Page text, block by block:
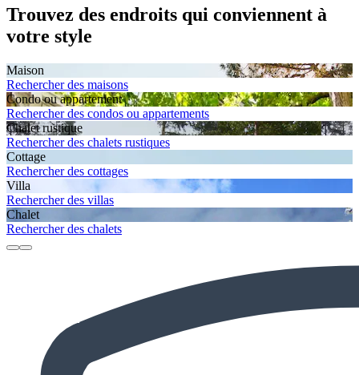
Trouvez des endroits qui conviennent à
votre style
Maison
Rechercher des maisons
Condo ou appartement
Rechercher des condos ou appartements
Chalet rustique
Rechercher des chalets rustiques
Cottage
Rechercher des cottages
Villa
Rechercher des villas
Chalet
Rechercher des chalets